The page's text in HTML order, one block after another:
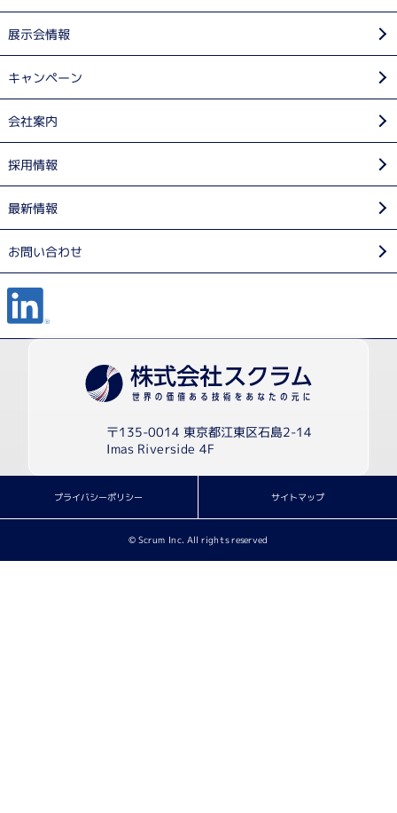
〒135-0014 東京都江東区石島2-14
Imas Riverside 4F
展示会情報
キャンペーン
会社案内
採用情報
最新情報
お問い合わせ
プライバシーポリシー サイトマップ
© Scrum Inc. All rights reserved